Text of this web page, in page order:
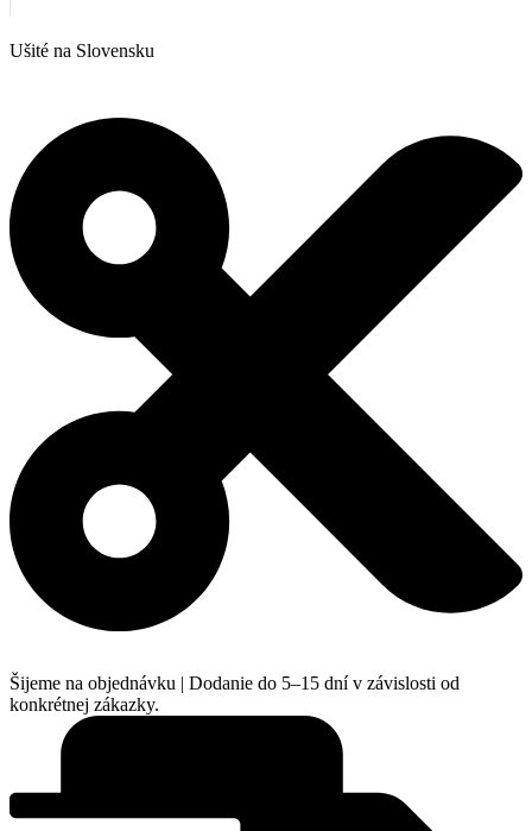
Ušité na Slovensku
Šijeme na objednávku | Dodanie do 5–15 dní v závislosti od
konkrétnej zákazky.